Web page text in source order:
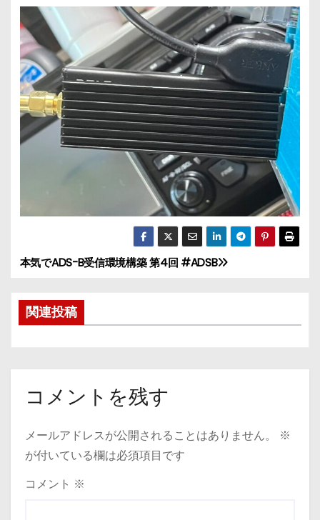
投
稿
ナ
ゲ
シ
ョ
本気でADS-B受信環境構築 第4回 #ADSB
関連投稿
コメントを残す
メールアドレスが公開されることはありません。
※
が付いている欄は必須項目です
コメント ※